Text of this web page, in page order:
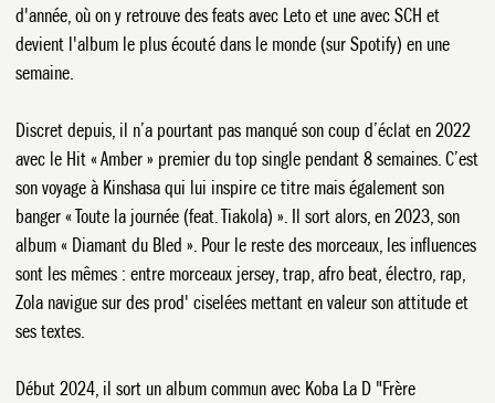
L'ARENA
d'année, où on y retrouve des feats avec Leto et une avec SCH et
devient l'album le plus écouté dans le monde (sur Spotify) en une
semaine.
Discret depuis, il n’a pourtant pas manqué son coup d’éclat en 2022
avec le Hit « Amber » premier du top single pendant 8 semaines. C’est
son voyage à Kinshasa qui lui inspire ce titre mais également son
banger « Toute la journée (feat. Tiakola) ». Il sort alors, en 2023, son
album « Diamant du Bled ». Pour le reste des morceaux, les influences
sont les mêmes : entre morceaux jersey, trap, afro beat, électro, rap,
Zola navigue sur des prod' ciselées mettant en valeur son attitude et
ses textes.
Début 2024, il sort un album commun avec Koba La D "Frère